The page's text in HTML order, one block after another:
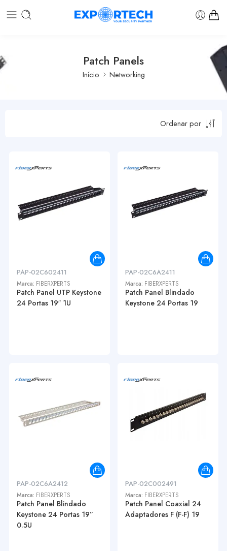
Patch Panels
Início Networking
Ordenar por
PAP-02C602411
Marca: FIBERXPERTS
Patch Panel UTP Keystone
24 Portas 19″ 1U
PAP-02C6A2411
Marca: FIBERXPERTS
Patch Panel Blindado
Keystone 24 Portas 19
PAP-02C6A2412
Marca: FIBERXPERTS
Patch Panel Blindado
Keystone 24 Portas 19”
0.5U
PAP-02C002491
Marca: FIBERXPERTS
Patch Panel Coaxial 24
Adaptadores F (F-F) 19